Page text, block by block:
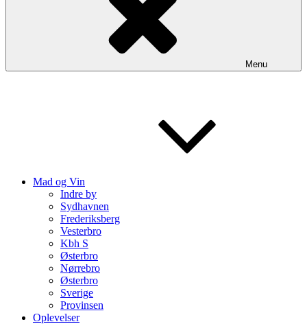
Menu
Mad og Vin
Indre by
Sydhavnen
Frederiksberg
Vesterbro
Kbh S
Østerbro
Nørrebro
Østerbro
Sverige
Provinsen
Oplevelser